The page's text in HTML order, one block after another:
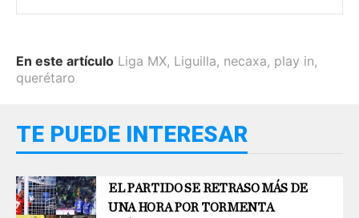
En este artículo Liga MX, Liguilla, necaxa, play in,
querétaro
TE PUEDE INTERESAR
EL PARTIDO SE RETRASO MÁS DE
UNA HORA POR TORMENTA